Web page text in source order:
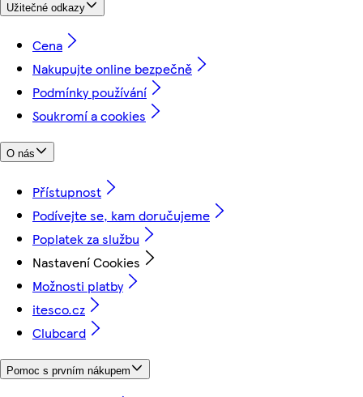
Užitečné odkazy
Cena
Nakupujte online bezpečně
Podmínky používání
Soukromí a cookies
O nás
Přístupnost
Podívejte se, kam doručujeme
Poplatek za službu
Nastavení Cookies
Možnosti platby
itesco.cz
Clubcard
Pomoc s prvním nákupem